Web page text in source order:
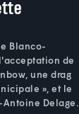
Blanco-
de
une drag
», et le
Delage.